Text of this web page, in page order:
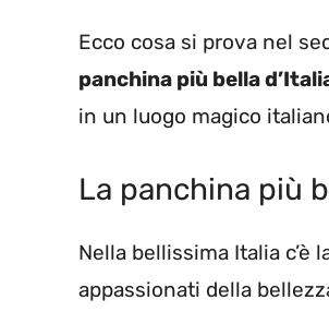
Ecco cosa si prova nel
panchina più bella
in un luogo magico
La panchina più
Nella bellissima Italia
appassionati della